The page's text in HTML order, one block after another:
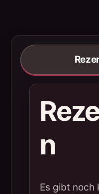
n
Es gibt noch